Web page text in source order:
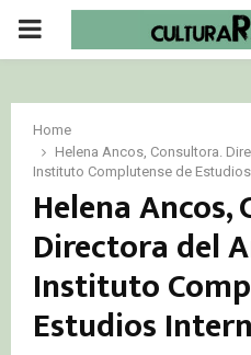
PRIMARY
Home
Helena Ancos, Consultora.
Instituto Complutense de
Helena Ancos,
Directora del
Instituto
Estudios